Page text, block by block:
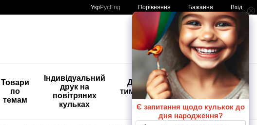
УкрРусEng Порівняння Бажання Вхід
Мій кошик
Товари
по
темам
Індивідуальний
друк на
повітряних
кульках
Дитяче
тимчасове
тату
🚨🚨🚨
Розпродаж
Кульки з
друком😀
🎈